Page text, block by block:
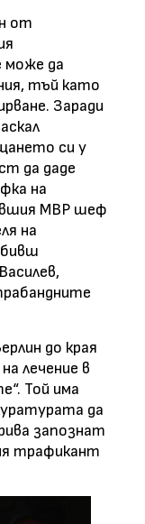
от
може да
тъй като
Заради
си у
да даде
на
МВР шеф
на
до края
лечение в
Той има
да
запознат
трафикант